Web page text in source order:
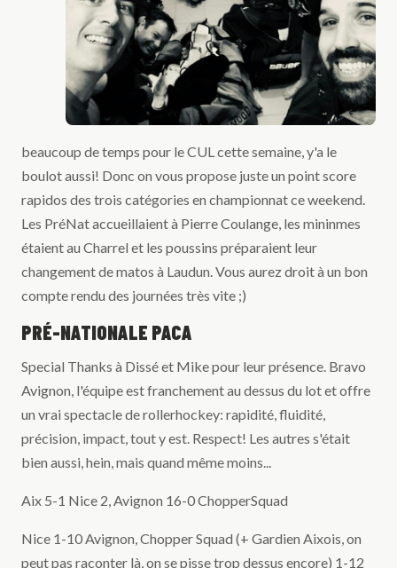
beaucoup de temps pour le CUL cette semaine, y'a le
boulot aussi! Donc on vous propose juste un point score
rapidos des trois catégories en championnat ce weekend.
Les PréNat accueillaient à Pierre Coulange, les mininmes
étaient au Charrel et les poussins préparaient leur
changement de matos à Laudun. Vous aurez droit à un bon
compte rendu des journées très vite ;)
PRÉ-NATIONALE PACA
Special Thanks à Dissé et Mike pour leur présence. Bravo
Avignon, l'équipe est franchement au dessus du lot et offre
un vrai spectacle de rollerhockey: rapidité, fluidité,
précision, impact, tout y est. Respect! Les autres s'était
bien aussi, hein, mais quand même moins...
Aix 5-1 Nice 2, Avignon 16-0 ChopperSquad
Nice 1-10 Avignon, Chopper Squad (+ Gardien Aixois, on
peut pas raconter là, on se pisse trop dessus encore) 1-12